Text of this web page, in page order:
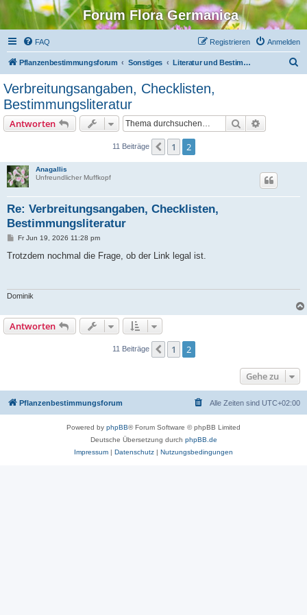
Forum Flora Germanica
FAQ Anmelden
Registrieren
Pflanzenbestimmungsforum Sonstiges Literatur und Bestimmungsinfos
Verbreitungsangaben, Checklisten,
Bestimmungsliteratur
Antworten Suche
11 Beiträge Vorherige
1 2
Anagallis
Unfreundlicher Muffkopf
Re: Verbreitungsangaben, Checklisten,
Bestimmungsliteratur
B
i
Fr Jun 19, 2026 11:28 pm
Trotzdem nochmal die Frage, ob der Link legal ist.
Dominik
Antworten
11 Beiträge Vorherige
1 2
Gehe zu
Pflanzenbestimmungsforum Alle Zeiten sind UTC+02:00
Powered by phpBB® Forum Software © phpBB Limited
Deutsche Übersetzung durch phpBB.de
Impressum | Datenschutz | Nutzungsbedingungen